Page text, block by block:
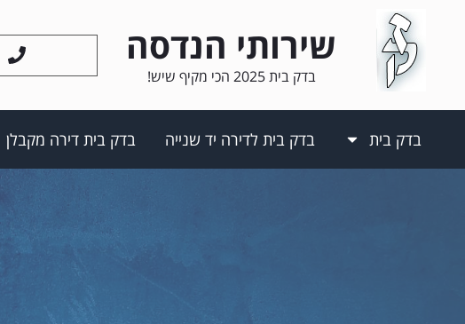
שירותי הנדסה
בדק בית 2025 הכי מקיף שיש!
בדק בית בדק בית לדירה יד שנייה בדק בית דירה מקבלן